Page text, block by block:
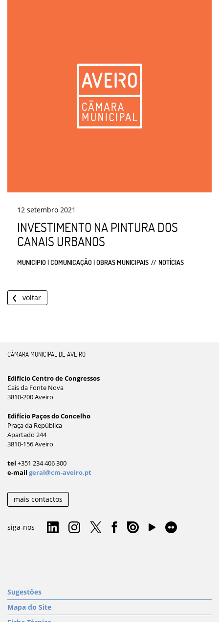
12 setembro 2021
INVESTIMENTO NA PINTURA DOS
CANAIS URBANOS
MUNICIPIO | COMUNICAÇÃO | OBRAS MUNICIPAIS NOTÍCIAS
voltar
CÂMARA MUNICIPAL DE AVEIRO
Edifício Centro de Congressos
Cais da Fonte Nova
3810-200 Aveiro
Edifício Paços do Concelho
Praça da República
Apartado 244
3810-156 Aveiro
tel +351 234 406 300
e-mail geral@cm-aveiro.pt
mais contactos
siga-nos
Sugestões
Mapa do Site